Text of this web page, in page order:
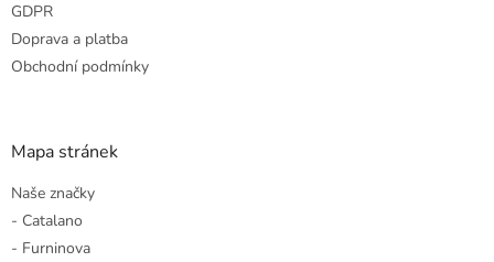
GDPR
Doprava a platba
Obchodní podmínky
Mapa stránek
Naše značky
- Catalano
- Furninova